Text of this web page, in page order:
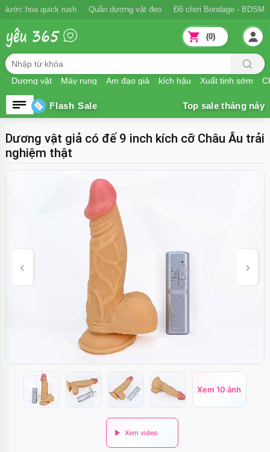
Ngăn xuất tinh sớm Nước hoa quick rush Quần dương vật đeo Đồ
Dương vật Máy rung Âm đạo giả kích hậu Xuất tinh sớm
(0)
Flash Sale
Dương vật giả có đế 9 inch kích cỡ Châu Âu trải
nghiệm thật
Xem 10 ảnh